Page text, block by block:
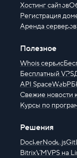
Хостинг сайтов
Регистрация
Аренда серверов
Полезное
Whois сервис
Бесплатный VPS
API SpaceWeb
Свежие новости
Курсы по
Решения
DockerNode.js
BitrixVMVPS на